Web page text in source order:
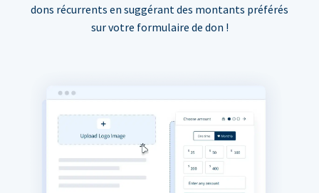
dons récurrents en suggérant des montants préférés
sur votre formulaire de don !